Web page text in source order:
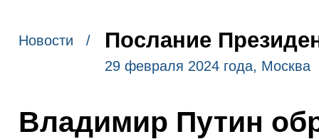
Новости / Послание
29 февраля 2024 года, Москва
Владимир Путин